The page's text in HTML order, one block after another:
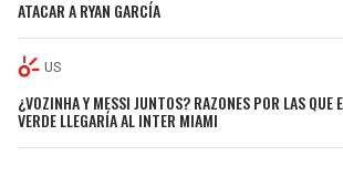
ATACAR A RYAN GARCÍA
US
¿VOZINHA Y MESSI JUNTOS? RAZONES POR LAS QUE
VERDE LLEGARÍA AL INTER MIAMI